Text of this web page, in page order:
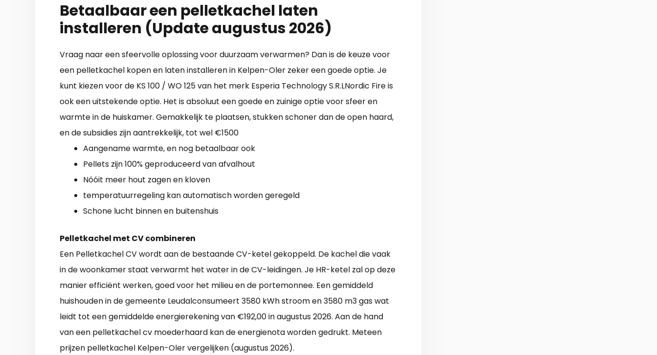
Betaalbaar een pelletkachel laten
installeren (Update augustus 2026)
Vraag naar een sfeervolle oplossing voor duurzaam verwarmen? Dan is de keuze voor
een pelletkachel kopen en laten installeren in Kelpen-Oler zeker een goede optie. Je
kunt kiezen voor de KS 100 / WO 125 van het merk Esperia Technology S.R.LNordic Fire is
ook een uitstekende optie. Het is absoluut een goede en zuinige optie voor sfeer en
warmte in de huiskamer. Gemakkelijk te plaatsen, stukken schoner dan de open haard,
en de subsidies zijn aantrekkelijk, tot wel €1500
Aangename warmte, en nog betaalbaar ook
Pellets zijn 100% geproduceerd van afvalhout
Nóóit meer hout zagen en kloven
temperatuurregeling kan automatisch worden geregeld
Schone lucht binnen en buitenshuis
Pelletkachel met CV combineren
Een Pelletkachel CV wordt aan de bestaande CV-ketel gekoppeld. De kachel die vaak
in de woonkamer staat verwarmt het water in de CV-leidingen. Je HR-ketel zal op deze
manier efficiënt werken, goed voor het milieu en de portemonnee. Een gemiddeld
huishouden in de gemeente Leudalconsumeert 3580 kWh stroom en 3580 m3 gas wat
leidt tot een gemiddelde energierekening van €192,00 in augustus 2026. Aan de hand
van een pelletkachel cv moederhaard kan de energienota worden gedrukt. Meteen
prijzen pelletkachel Kelpen-Oler vergelijken (augustus 2026).